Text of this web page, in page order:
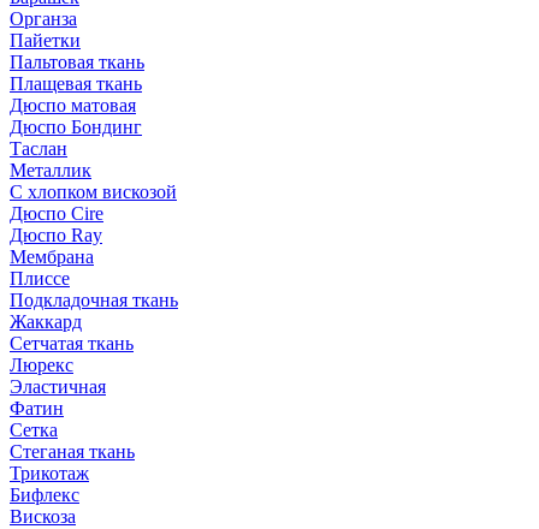
Органза
Пайетки
Пальтовая ткань
Плащевая ткань
Дюспо матовая
Дюспо Бондинг
Таслан
Металлик
С хлопком вискозой
Дюспо Cire
Дюспо Ray
Мембрана
Плиссе
Подкладочная ткань
Жаккард
Сетчатая ткань
Люрекс
Эластичная
Фатин
Сетка
Стеганая ткань
Трикотаж
Бифлекс
Вискоза